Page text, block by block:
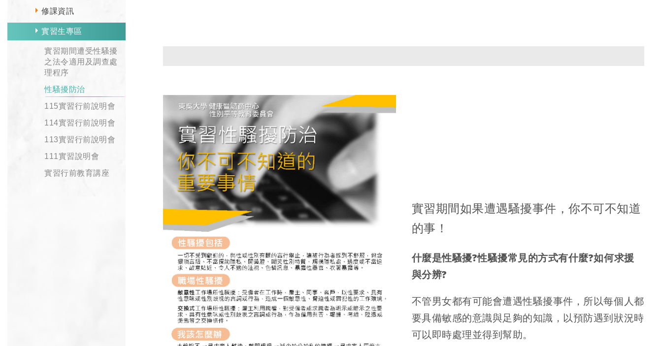
修課資訊
實習生專區
實習期間遭受性騷擾
之法令適用及調查處
理程序
性騷擾防治
115實習行前說明會
114實習行前說明會
113實習行前說明會
111實習說明會
實習行前教育講座
實習期間如果遭遇騷擾事件，你不可不知道
的事！
什麼是性騷擾?性騷擾常見的方式有什麼?如何求援
與分辨?
不管男女都有可能會遭遇性騷擾事件，所以每個人都
要具備敏感的意識與足夠的知識，以預防遇到狀況時
可以即時處理並得到幫助。